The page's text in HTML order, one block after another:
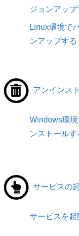
ジョンアップ
Linux環境で
ンアップする
アンインス
Windows環境
ンストールす
サービスの
サービスを起